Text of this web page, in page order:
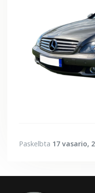
Paskelbta 17 vasario,